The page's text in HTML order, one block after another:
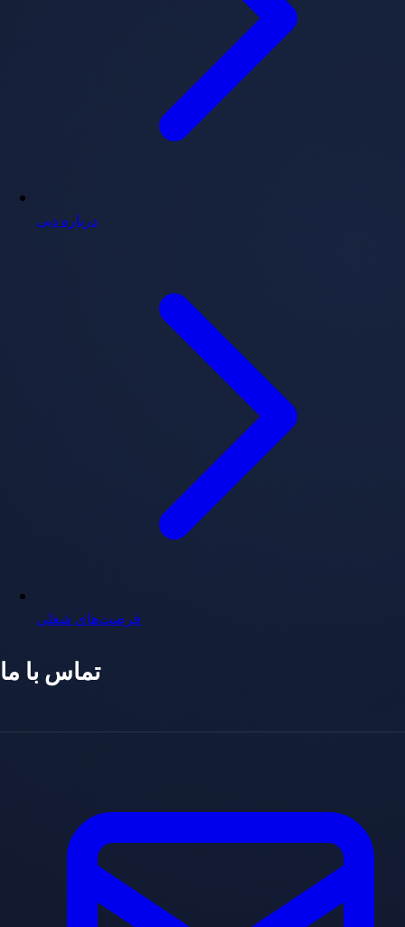
درباره دبی
فرصت‌های شغلی
تماس با ما